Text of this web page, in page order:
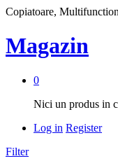
Copiatoare,
Magazin
0
Nici un produs in
Log in Register
Filter